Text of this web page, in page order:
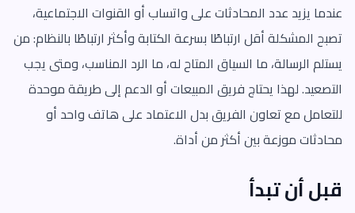
عندما يزيد عدد المحادثات على واتساب أو القنوات الاجتماعية،
تصبح المشكلة أقل ارتباطًا بسرعة الكتابة وأكثر ارتباطًا بالنظام: من
يستلم الرسالة، ما السياق المتاح له، ما الرد المناسب، ومتى يجب
التصعيد. لهذا يحتاج فريق المبيعات أو الدعم إلى طريقة موحدة
للتعامل مع تعاون الفريق بدل الاعتماد على هاتف واحد أو
محادثات موزعة بين أكثر من أداة.
قبل أن تبدأ